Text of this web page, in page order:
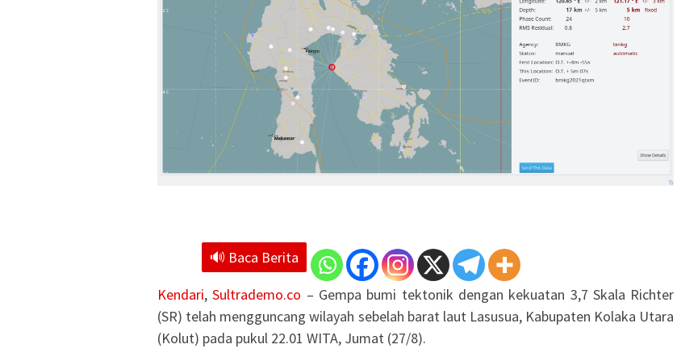
🔊 Baca Berita
Kendari,Sultrademo.co – Gempa bumi tektonik dengan kekuatan 3,7 Skala Richter
(SR) telah mengguncang wilayah sebelah barat laut Lasusua, Kabupaten Kolaka Utara
(Kolut) pada pukul 22.01 WITA, Jumat (27/8).